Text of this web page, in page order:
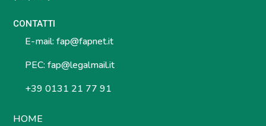
CONTATTI
E-mail: fap@fapnet.it
PEC: fap@legalmail.it
+39 0131 21 77 91
HOME